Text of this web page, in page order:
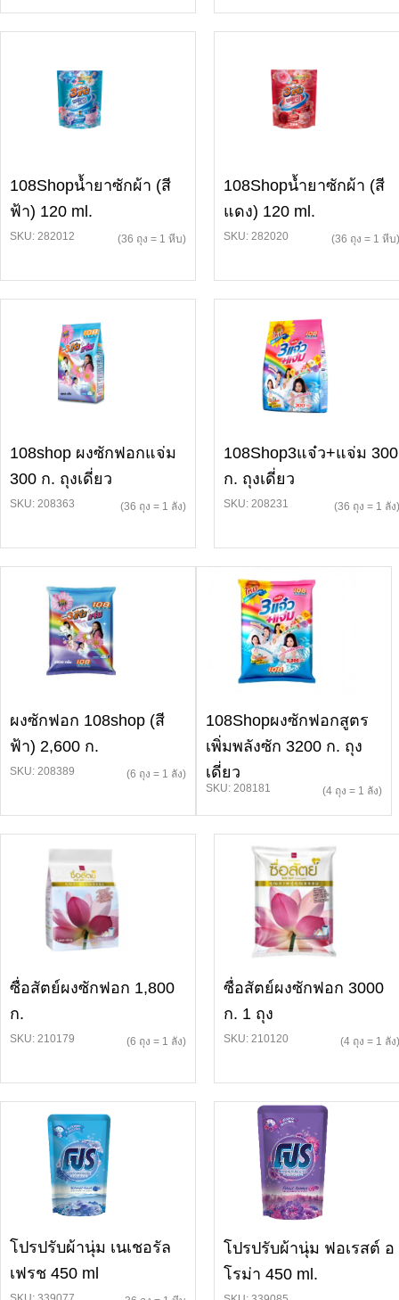
108Shopน้ำยาซักผ้า (สี
ฟ้า) 120 ml.
SKU: 282012 (36 ถุง = 1 หีบ)
108Shopน้ำยาซักผ้า (สี
แดง) 120 ml.
SKU: 282020 (36 ถุง = 1 หีบ)
108shop ผงซักฟอกแจ่ม
300 ก. ถุงเดี่ยว
SKU: 208363 (36 ถุง = 1 ลัง)
108Shop3แจ๋ว+แจ่ม 300
ก. ถุงเดี่ยว
SKU: 208231 (36 ถุง = 1 ลัง)
ผงซักฟอก 108shop (สี
ฟ้า) 2,600 ก.
SKU: 208389 (6 ถุง = 1 ลัง)
108Shopผงซักฟอกสูตร
เพิ่มพลังซัก 3200 ก. ถุง
เดี่ยว
SKU: 208181 (4 ถุง = 1 ลัง)
ซื่อสัตย์ผงซักฟอก 1,800
ก.
SKU: 210179 (6 ถุง = 1 ลัง)
ซื่อสัตย์ผงซักฟอก 3000
ก. 1 ถุง
SKU: 210120 (4 ถุง = 1 ลัง)
โปรปรับผ้านุ่ม เนเชอรัล
เฟรช 450 ml
โปรปรับผ้านุ่ม ฟอเรสต์ อ
โรม่า 450 ml.